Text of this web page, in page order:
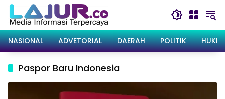
Langsung
konten
NASIONAL
ADVETORIAL DAERAH POLITIK
Paspor Baru Indonesia